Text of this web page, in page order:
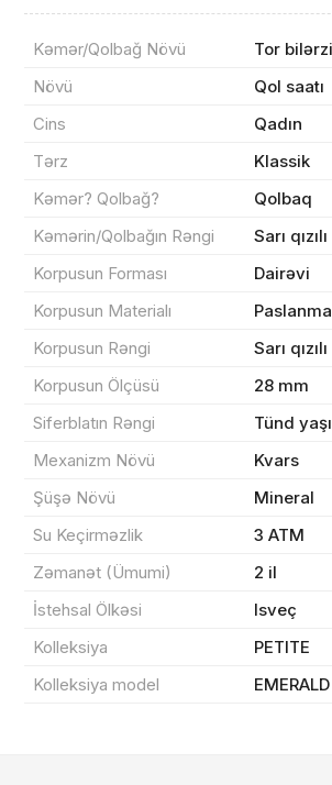
Kəmər/Qolbağ Növü
Tor
Növü
Qol saatı
Cins
Qadın
Tərz
Klassik
Kəmər? Qolbağ?
Qolbaq
Kəmərin/Qolbağın Rəngi
Sarı qızılı
Korpusun Forması
Dairəvi
Korpusun Materialı
Korpusun Rəngi
Sarı qızılı
Korpusun Ölçüsü
28 mm
Siferblatın Rəngi
Tünd
Mexanizm Növü
Kvars
Şüşə Növü
Mineral
Su Keçirməzlik
3 ATM
Zəmanət (Ümumi)
2 il
İstehsal Ölkəsi
Isveç
Kolleksiya
PETITE
Kolleksiya model
EMERALD
Məhsul(lar) səbətə əlavə edildi
Sifarişin detalları
Məhsul toplam
Endirim
Sifarişi rəsmiləşdir